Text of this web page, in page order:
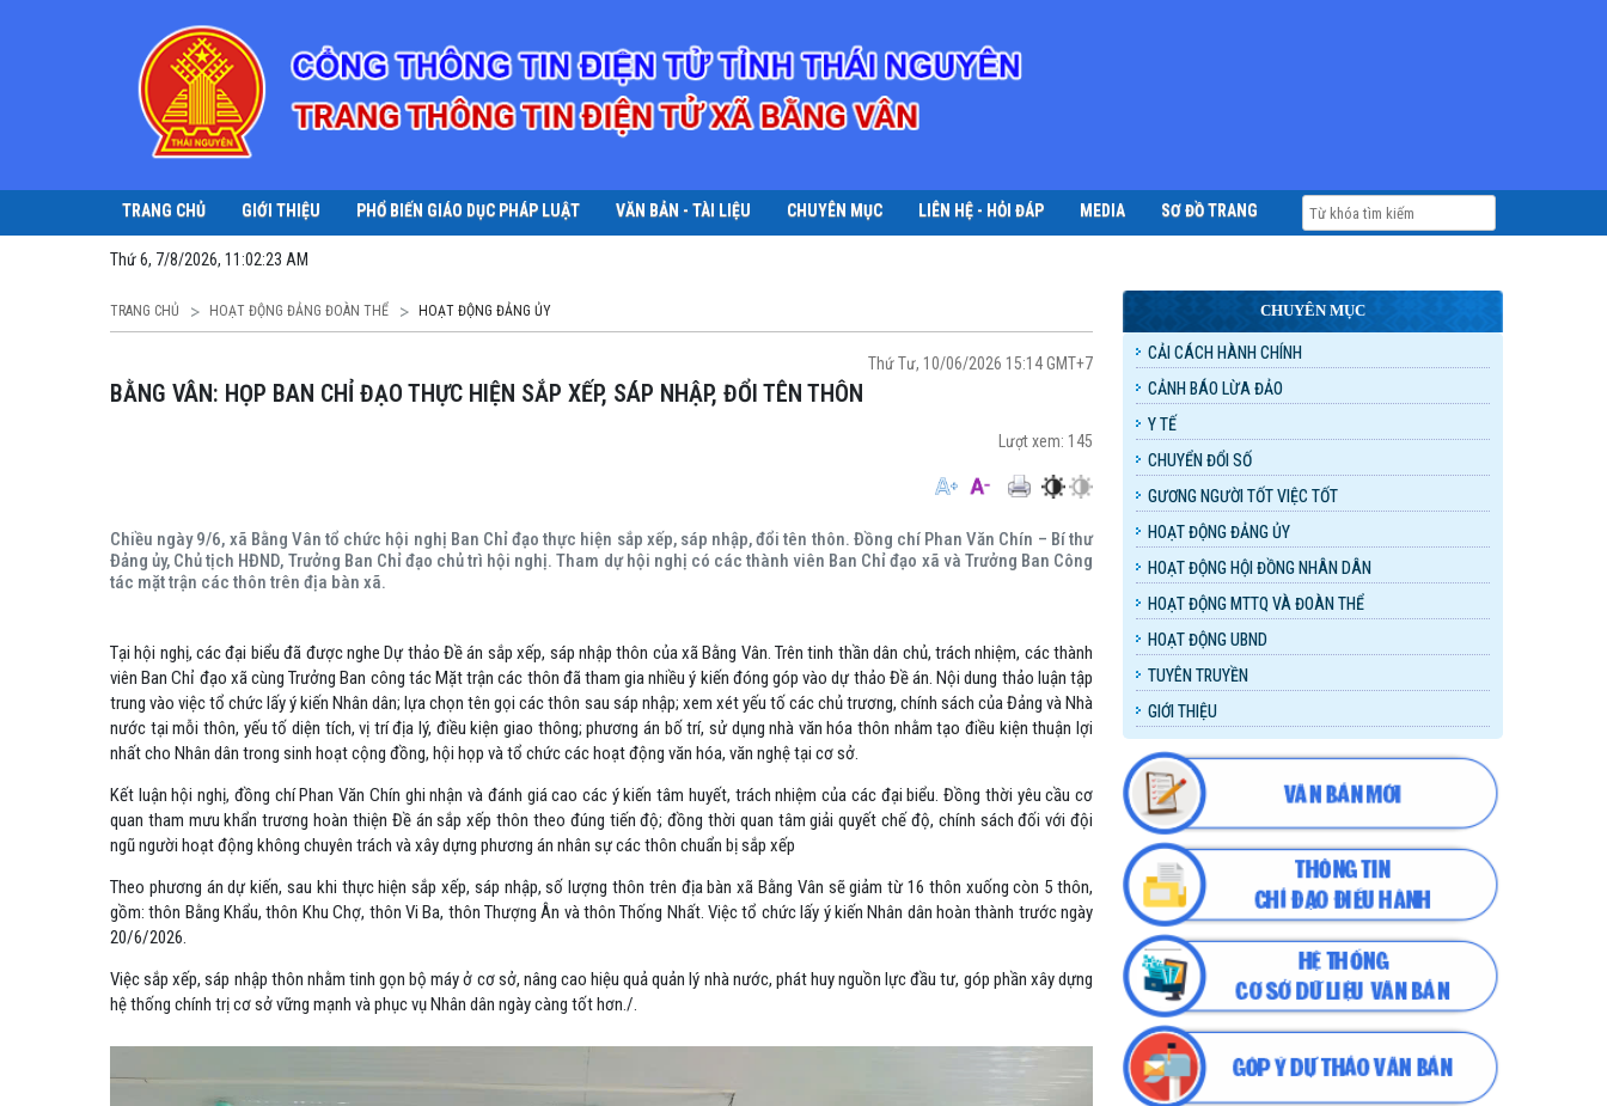
TRANG CHỦ GIỚI THIỆU PHỔ BIẾN GIÁO DỤC PHÁP LUẬT VĂN BẢN - TÀI LIỆU CHUYÊN MỤC LIÊN HỆ - HỎI ĐÁP MEDIA SƠ ĐỒ TRANG
Thứ 6, 7/8/2026, 11:02:24 AM
TRANG CHỦ HOẠT ĐỘNG ĐẢNG ĐOÀN THỂ HOẠT ĐỘNG ĐẢNG ỦY
Thứ Tư, 10/06/2026 15:14 GMT+7
BẰNG VÂN: HỌP BAN CHỈ ĐẠO THỰC HIỆN SẮP XẾP, SÁP NHẬP, ĐỔI TÊN THÔN
Lượt xem: 145
Chiều ngày 9/6, xã Bằng Vân tổ chức hội nghị Ban Chỉ đạo thực hiện sắp xếp, sáp nhập, đổi tên thôn. Đồng chí Phan Văn Chín – Bí thư
Đảng ủy, Chủ tịch HĐND, Trưởng Ban Chỉ đạo chủ trì hội nghị. Tham dự hội nghị có các thành viên Ban Chỉ đạo xã và Trưởng Ban Công
tác mặt trận các thôn trên địa bàn xã.
Tại hội nghị, các đại biểu đã được nghe Dự thảo Đề án sắp xếp, sáp nhập thôn của xã Bằng Vân. Trên tinh thần dân chủ, trách nhiệm, các thành
viên Ban Chỉ đạo xã cùng Trưởng Ban công tác Mặt trận các thôn đã tham gia nhiều ý kiến đóng góp vào dự thảo Đề án. Nội dung thảo luận tập
trung vào việc tổ chức lấy ý kiến Nhân dân; lựa chọn tên gọi các thôn sau sáp nhập; xem xét yếu tố các chủ trương, chính sách của Đảng và Nhà
nước tại mỗi thôn, yếu tố diện tích, vị trí địa lý, điều kiện giao thông; phương án bố trí, sử dụng nhà văn hóa thôn nhằm tạo điều kiện thuận lợi
nhất cho Nhân dân trong sinh hoạt cộng đồng, hội họp và tổ chức các hoạt động văn hóa, văn nghệ tại cơ sở.
Kết luận hội nghị, đồng chí Phan Văn Chín ghi nhận và đánh giá cao các ý kiến tâm huyết, trách nhiệm của các đại biểu. Đồng thời yêu cầu cơ
quan tham mưu khẩn trương hoàn thiện Đề án sắp xếp thôn theo đúng tiến độ; đồng thời quan tâm giải quyết chế độ, chính sách đối với đội
ngũ người hoạt động không chuyên trách và xây dựng phương án nhân sự các thôn chuẩn bị sắp xếp
Theo phương án dự kiến, sau khi thực hiện sắp xếp, sáp nhập, số lượng thôn trên địa bàn xã Bằng Vân sẽ giảm từ 16 thôn xuống còn 5 thôn,
gồm: thôn Bằng Khẩu, thôn Khu Chợ, thôn Vi Ba, thôn Thượng Ân và thôn Thống Nhất. Việc tổ chức lấy ý kiến Nhân dân hoàn thành trước ngày
20/6/2026.
Việc sắp xếp, sáp nhập thôn nhằm tinh gọn bộ máy ở cơ sở, nâng cao hiệu quả quản lý nhà nước, phát huy nguồn lực đầu tư, góp phần xây dựng
hệ thống chính trị cơ sở vững mạnh và phục vụ Nhân dân ngày càng tốt hơn./.
CHUYÊN MỤC
CẢI CÁCH HÀNH CHÍNH
CẢNH BÁO LỪA ĐẢO
Y TẾ
CHUYỂN ĐỔI SỐ
GƯƠNG NGƯỜI TỐT VIỆC TỐT
HOẠT ĐỘNG ĐẢNG ỦY
HOẠT ĐỘNG HỘI ĐỒNG NHÂN DÂN
HOẠT ĐỘNG MTTQ VÀ ĐOÀN THỂ
HOẠT ĐỘNG UBND
TUYÊN TRUYỀN
GIỚI THIỆU